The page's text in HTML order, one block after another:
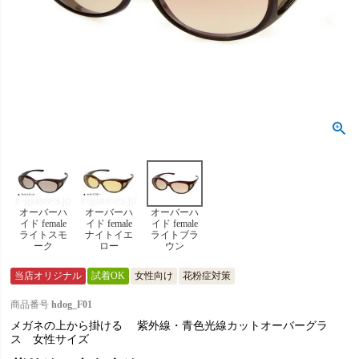
オーバーハ
イド female
ライトスモ
ーク
オーバーハ
イド female
ナイトイエ
ロー
オーバーハ
イド female
ライトブラ
ウン
当店オリジナル 試着OK 女性向け 花粉症対策
商品番号 hdog_F01
メガネの上から掛ける 紫外線・青色光線カットオーバーグラ
ス 女性サイズ